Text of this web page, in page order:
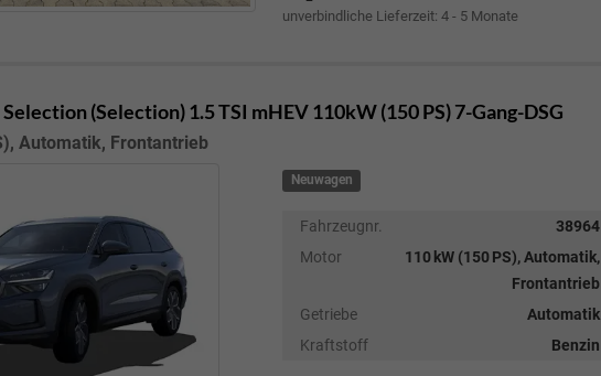
unverbindliche Lieferzeit: 4 - 5 Monate
Selection (Selection) 1.5 TSI mHEV 110kW (150 PS) 7-Gang-DSG
Automatik, Frontantrieb
Neuwagen
Fahrzeugnr.
38964
Motor
110 kW (150 PS), Automatik,
Frontantrieb
Getriebe
Automatik
Kraftstoff
Benzin